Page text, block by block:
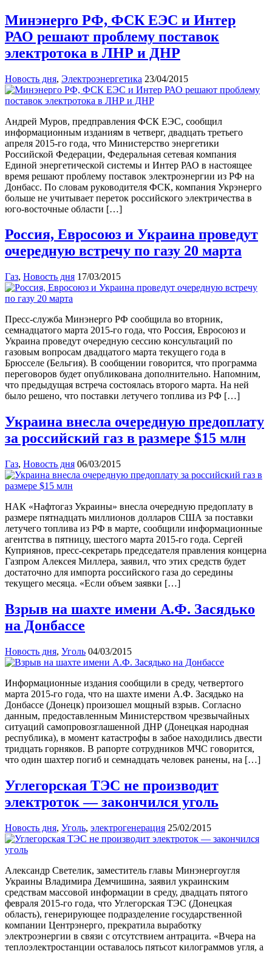
Минэнерго РФ, ФСК ЕЭС и Интер
РАО решают проблему поставок
электротока в ЛНР и ДНР
Новость дня, Электроэнергетика 23/04/2015
Андрей Муров, предправления ФСК ЕЭС, сообщил
информационным изданиям в четверг, двадцать третьего
апреля 2015-го года, что Министерство энергетики
Российской Федерации, Федеральная сетевая компания
Единой энергетической системы и Интер РАО в настоящее
время решают проблему поставок электроэнергии из РФ на
Донбасс. По словам руководителя ФСК, компания Укрэнерго
больше не учитывает переток российского электричества в
юго-восточные области […]
Россия, Евросоюз и Украина проведут
очередную встречу по газу 20 марта
Газ, Новость дня 17/03/2015
Пресс-служба Минэнерго РФ сообщила во вторник,
семнадцатого марта 2015-го года, что Россия, Евросоюз и
Украина проведут очередную сессию консультаций по
газовым вопросам двадцатого марта текущего года в
Брюсселе (Бельгия). В сообщении говорится, что программа
переговоров будет опубликована дополнительно. Напомним,
что предыдущая встреча состоялась второго марта. На ней
было решено, что поставки летучего топлива из РФ […]
Украина внесла очередную предоплату
за российский газ в размере $15 млн
Газ, Новость дня 06/03/2015
НАК «Нафтогаз Украины» внесла очередную предоплату в
размере пятнадцать миллионов долларов США за поставки
летучего топлива из РФ в марте, сообщили информационные
агентства в пятницу, шестого марта 2015-го года. Сергей
Куприянов, пресс-секретарь председателя правления концерна
Газпром Алексея Миллера, заявил, что этих средств будет
достаточно для импорта российского газа до середины
текущего месяца. «Если объем заявки […]
Взрыв на шахте имени А.Ф. Засядько
на Донбассе
Новость дня, Уголь 04/03/2015
Информационные издания сообщили в среду, четвертого
марта 2015-го года, что на шахте имени А.Ф. Засядько на
Донбассе (Донецк) произошел мощный взрыв. Согласно
данным, предоставленным Министерством чрезвычайных
ситуаций самопровозглашенной ДНР (Донецкая народная
республика), в момент катастрофы в забое находились двести
тридцать горняков. В рапорте сотрудников МЧС говорится,
что один шахтер погиб и семнадцать человек ранены, на […]
Углегорская ТЭС не производит
электроток — закончился уголь
Новость дня, Уголь, электрогенерация 25/02/2015
Александр Светелик, заместитель главы Минэнергоугля
Украины Владимира Демчишина, заявил украинским
средствам массовой информации в среду, двадцать пятого
февраля 2015-го года, что Углегорская ТЭС (Донецкая
область), генерирующее подразделение государственной
компании Центрэнерго, прекратила выработку
электроэнергии в связи с отсутствием антрацита. «Вчера на
теплоэлектростанции оставалось пятьсот килограммов угля, а